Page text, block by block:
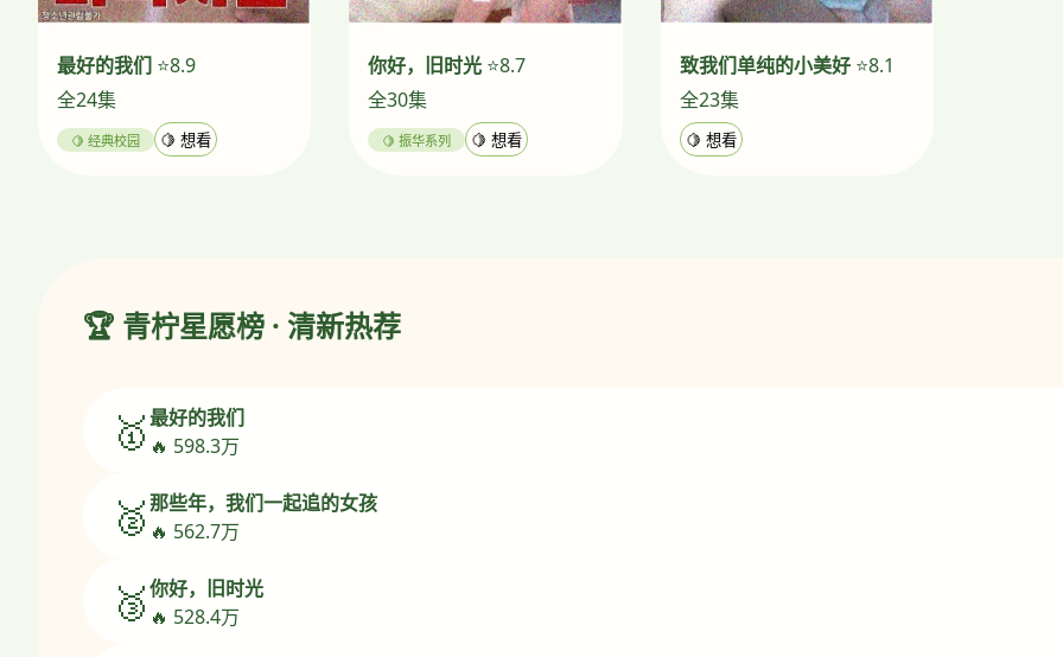
最好的我们 ⭐8.9
全24集
🍋 经典校园 🍋 想看
你好，旧时光 ⭐8.7
全30集
🍋 振华系列 🍋 想看
致我们单纯的小美好⭐8.1
全23集
🍋 想看
🏆 青柠星愿榜 · 清新热荐
🥇最好的我们
🔥 598.3万
🥈那些年，我们一起追的女孩
🔥 562.7万
🥉你好，旧时光
🔥 528.4万